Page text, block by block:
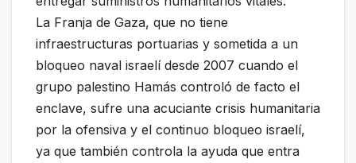
La Franja de Gaza, que no tiene
infraestructuras portuarias y sometida a un
bloqueo naval israelí desde 2007 cuando el
grupo palestino Hamás controló de facto el
enclave, sufre una acuciante crisis humanitaria
por la ofensiva y el continuo bloqueo israelí,
ya que también controla la ayuda que entra